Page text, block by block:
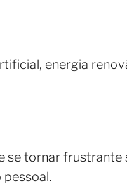
energia
tornar frustrante